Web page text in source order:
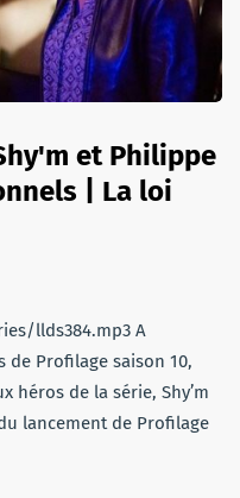
et Philippe
| La loi
llds384.mp3 A
de Profilage saison 10,
héros de la série, Shy’m
lancement de Profilage